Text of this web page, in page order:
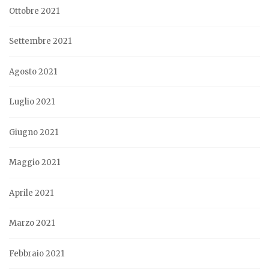
Ottobre 2021
Settembre 2021
Agosto 2021
Luglio 2021
Giugno 2021
Maggio 2021
Aprile 2021
Marzo 2021
Febbraio 2021